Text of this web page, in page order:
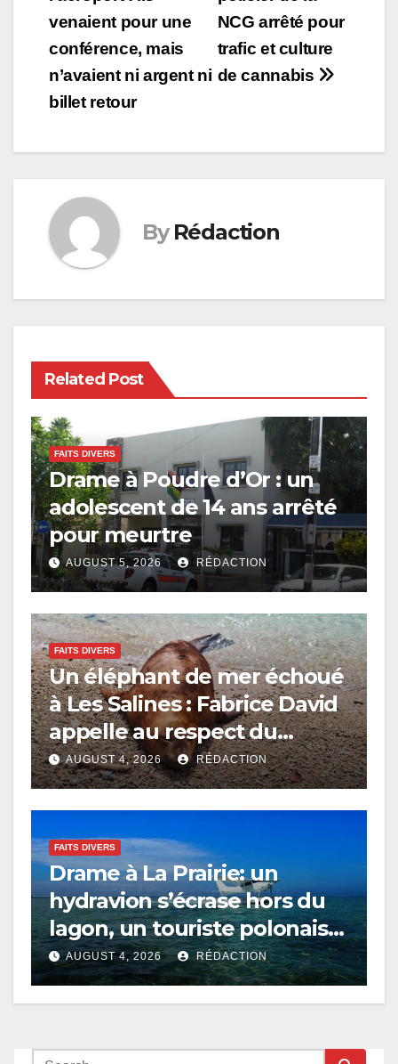
navigation
NCG arrêté pour
trafic et culture
de cannabis
venaient pour une
conférence, mais
n’avaient ni argent ni
billet retour
By Rédaction
Related Post
FAITS DIVERS
Drame à Poudre d’Or : un
adolescent de 14 ans arrêté
pour meurtre
AUGUST 5, 2026 RÉDACTION
FAITS DIVERS
Un éléphant de mer échoué
à Les Salines : Fabrice David
appelle au respect du
périmètre de sécurité
AUGUST 4, 2026 RÉDACTION
FAITS DIVERS
Drame à La Prairie: un
hydravion s’écrase hors du
lagon, un touriste polonais
tuéAUGUST 4, 2026 RÉDACTION